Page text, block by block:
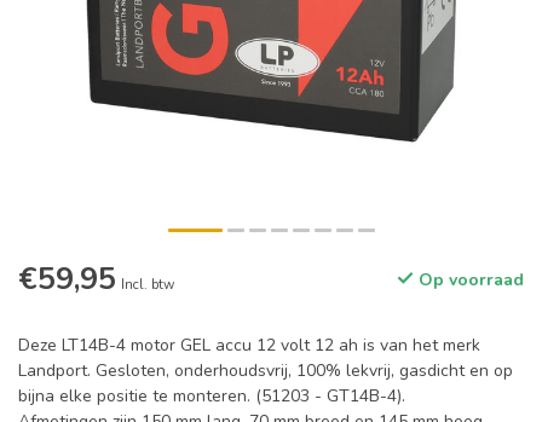
€59,95 Incl. btw Op voorraad
Deze LT14B-4 motor GEL accu 12 volt 12 ah is van het merk
Landport. Gesloten, onderhoudsvrij, 100% lekvrij, gasdicht en op
bijna elke positie te monteren. (51203 - GT14B-4).